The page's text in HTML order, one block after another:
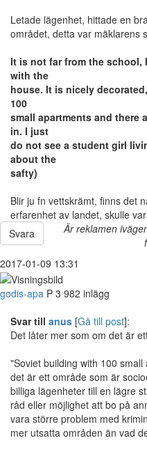
Letade lägenhet, hittade en
området, detta var mäklarens
It is not far from the school,
with the
house. It is nicely
100
small apartments and there
in. I just
do not see a student girl
about the
safty)
Blir ju fn vettskrämt, finns det
erfarenhet av landet, skulle
Svara
Är reklamen
2017-01-09 13:31
godis-apa P 3 982 inlägg
Svar till anus [Gå till post]:
Det låter mer som om det är
"Soviet building with 100
det är ett område som är
billiga lägenheter till en lägre
råd eller möjlighet att bo på
vara större problem med
mer utsatta områden än vad